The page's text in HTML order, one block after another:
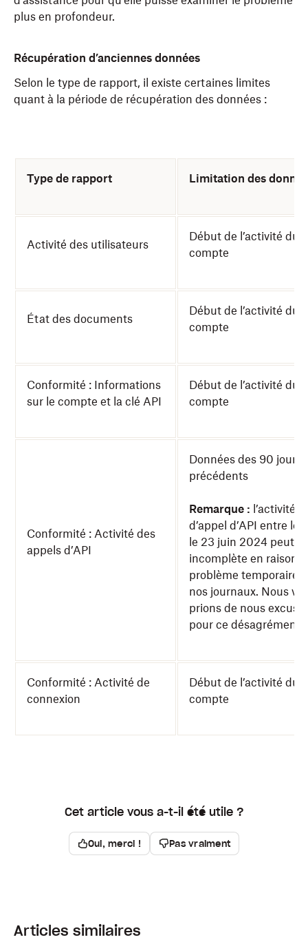
plus en profondeur.
Récupération d’anciennes données
Selon le type de rapport, il existe certaines limites
quant à la période de récupération des données :
Type de rapport Limitation des
Activité des utilisateurs
Début de l’activité du
compte
État des documents
Début de l’activité du
compte
Conformité : Informations
sur le compte et la clé API
Début de l’activité du
compte
Conformité : Activité des
appels d’API
Données des 90 jours
précédents
Remarque : l’activité
d’appel d’API entre le
le 23 juin 2024 peut
incomplète en raison
problème temporaire
nos journaux. Nous
prions de nous excuser
pour ce désagrément.
Conformité : Activité de
connexion
Début de l’activité du
compte
Cet article vous a-t-il été utile ?
Oui, merci ! Pas vraiment
Articles similaires